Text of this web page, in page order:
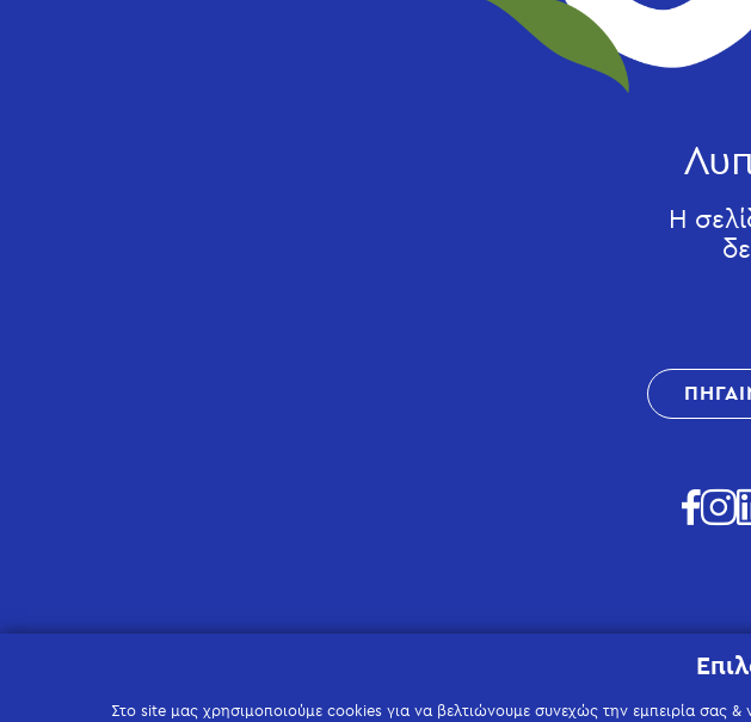
Η
Στο site μας χρησιμοποιούμε cookies για να βελτιώνουμε συνεχώς την εμπειρία σας